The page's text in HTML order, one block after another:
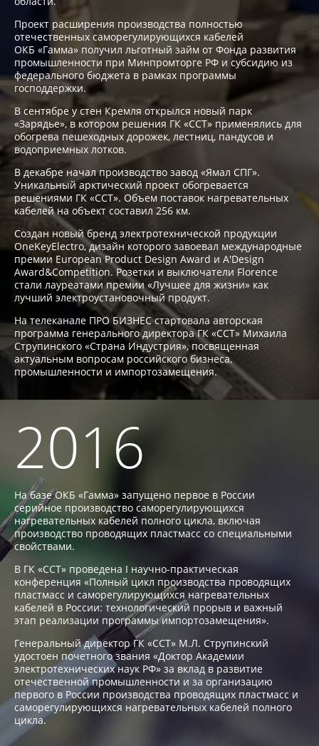
Проект расширения производства полностью
отечественных саморегулирующихся кабелей
ОКБ «Гамма» получил льготный займ от Фонда развития
промышленности при Минпромторге РФ и субсидию из
федерального бюджета в рамках программы
господдержки.
В сентябре у стен Кремля открылся новый парк
«Зарядье», в котором решения ГК «ССТ» применялись для
обогрева пешеходных дорожек, лестниц, пандусов и
водоприемных лотков.
В декабре начал производство завод «Ямал СПГ».
Уникальный арктический проект обогревается
решениями ГК «ССТ». Объем поставок нагревательных
кабелей на объект составил 256 км.
Создан новый бренд электротехнической продукции
OneKeyElectro, дизайн которого завоевал международные
премии European Product Design Award и A'Design
Award&Competition. Розетки и выключатели Florence
стали лауреатами премии «Лучшее для жизни» как
лучший электроустановочный продукт.
На телеканале ПРО БИЗНЕС стартовала авторская
программа генерального директора ГК «ССТ» Михаила
Струпинского «Страна Индустрия», посвященная
актуальным вопросам российского бизнеса,
промышленности и импортозамещения.
2016
На базе ОКБ «Гамма» запущено первое в России
серийное производство саморегулирующихся
нагревательных кабелей полного цикла, включая
производство проводящих пластмасс со специальными
свойствами.
В ГК «ССТ» проведена I научно-практическая
конференция «Полный цикл производства проводящих
пластмасс и саморегулирующихся нагревательных
кабелей в России: технологический прорыв и важный
этап реализации программы импортозамещения».
Генеральный директор ГК «ССТ» М.Л. Струпинский
удостоен почетного звания «Доктор Академии
электротехнических наук РФ» за вклад в развитие
отечественной промышленности и за организацию
первого в России производства проводящих пластмасс и
саморегулирующихся нагревательных кабелей полного
цикла.